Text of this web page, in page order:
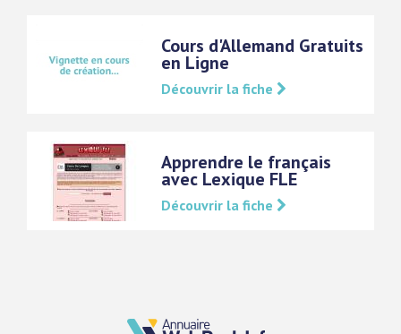
Cours d'Allemand Gratuits
en Ligne
Découvrir la fiche
Apprendre le français
avec Lexique FLE
Découvrir la fiche